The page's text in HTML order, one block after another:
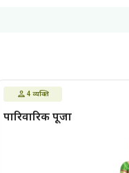
4 व्यक्ति
पारिवारिक पूजा